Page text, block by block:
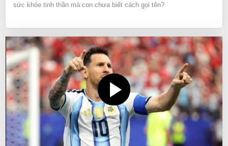
sức khỏe tinh thần mà con chưa biết cách gọi tên?